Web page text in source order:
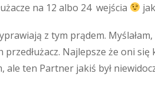
na 12 albo 24 wejścia
z tym prądem.
przedłużacz. Najlepsze że oni
ale ten Partner jakiś był